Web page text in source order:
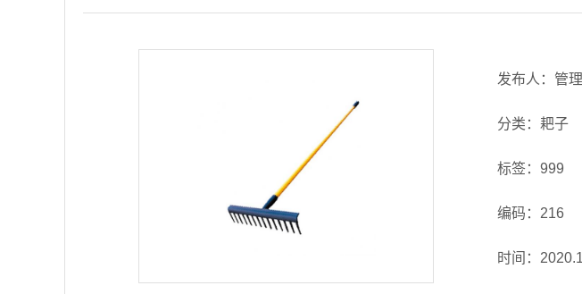
发布人：管
分类：耙子
标签：999
编码：216
时间：